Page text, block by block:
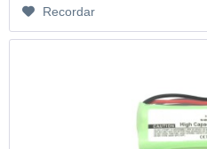
Recordar